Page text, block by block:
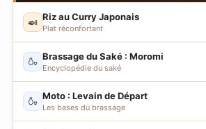
🍛 Riz au Curry Japonais
Plat réconfortant
🍶 Brassage du Saké : Moromi
Encyclopédie du saké
🍶 Moto : Levain de Départ
Les bases du brassage